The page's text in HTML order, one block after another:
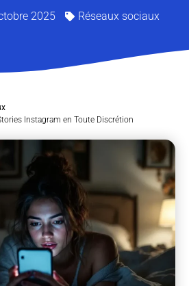
2025 Réseaux sociaux
Instagram en Toute Discrétion